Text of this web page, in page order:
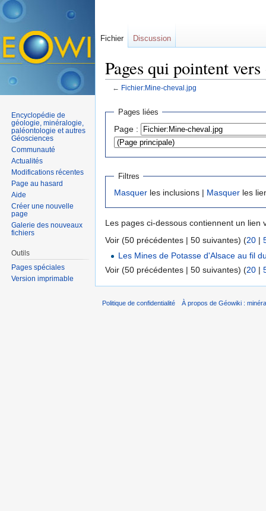
Pages qui pointent
← Fichier:Mine-cheval.jpg
Pages liées
Page :
Filtres
Masquer les inclusions | Masquer les
Les pages ci-dessous contiennent un lien
Voir (50 précédentes | 50 suivantes) (20 |
Les Mines de Potasse d'Alsace au fil
Voir (50 précédentes | 50 suivantes) (20 |
Fichier Discussion
Encyclopédie de
géologie, minéralogie,
paléontologie et autres
Géosciences
Communauté
Actualités
Modifications récentes
Page au hasard
Aide
Créer une nouvelle
page
Galerie des nouveaux
fichiers
Outils
Pages spéciales
Version imprimable
Politique de confidentialité À propos de Géowiki :